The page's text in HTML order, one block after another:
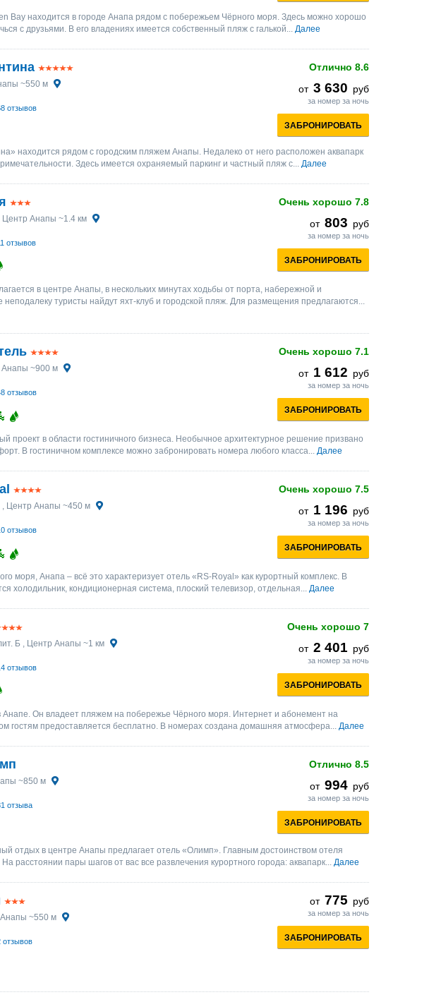
Bay находится в городе Анапа рядом с побережьем Чёрного моря. Здесь можно хорошо
с друзьями. В его владениях имеется собственный пляж с галькой... Далее
Отлично 8.6
от 3 630 руб
за номер за ночь
ЗАБРОНИРОВАТЬ
~550 м
отзывов
находится рядом с городским пляжем Анапы. Недалеко от него расположен аквапарк
Здесь имеется охраняемый паркинг и частный пляж с... Далее
Очень хорошо 7.8
от 803 руб
за номер за ночь
ЗАБРОНИРОВАТЬ
Центр Анапы ~1.4 км
отзывов
в центре Анапы, в нескольких минутах ходьбы от порта, набережной и
туристы найдут яхт-клуб и городской пляж. Для размещения предлагаются...
Очень хорошо 7.1
от 1 612 руб
за номер за ночь
ЗАБРОНИРОВАТЬ
Анапы ~900 м
отзывов
проект в области гостиничного бизнеса. Необычное архитектурное решение призвано
В гостиничном комплексе можно забронировать номера любого класса... Далее
Очень хорошо 7.5
от 1 196 руб
за номер за ночь
ЗАБРОНИРОВАТЬ
, Центр Анапы ~450 м
отзывов
моря, Анапа – всё это характеризует отель «RS-Royal» как курортный комплекс. В
холодильник, кондиционерная система, плоский телевизор, отдельная... Далее
Очень хорошо 7
от 2 401 руб
за номер за ночь
ЗАБРОНИРОВАТЬ
Б, Центр Анапы ~1 км
отзывов
Он владеет пляжем на побережье Чёрного моря. Интернет и абонемент на
гостям предоставляется бесплатно. В номерах создана домашняя атмосфера... Далее
Отлично 8.5
от 994 руб
за номер за ночь
ЗАБРОНИРОВАТЬ
~850 м
отзыва
отдых в центре Анапы предлагает отель «Олимп». Главным достоинством отеля
расстоянии пары шагов от вас все развлечения курортного города: аквапарк... Далее
от 775 руб
за номер за ночь
ЗАБРОНИРОВАТЬ
~550 м
отзывов